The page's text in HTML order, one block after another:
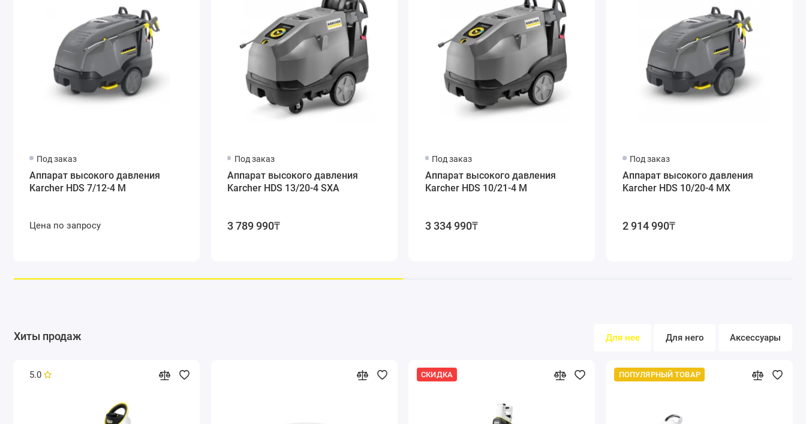
Изменение давления и расхода воды регулятором Servo Control, установленным между пистолетом и струйной
трубкой.
Поворачивающаяся струйная трубка длиной 1050 мм из нержавеющей стали.
Система SDS компенсирует колебания и перепады в системе высокого давления.
Большие задние колеса с резиновыми шинами и переднее поворотное колесико.
Под заказ
Аппарат высокого давления
Karcher HDS 7/12-4 M
Цена по запросу
Под заказ
Аппарат высокого давления
Karcher HDS 13/20-4 SXA
3 789 990₸
Под заказ
Аппарат высокого давления
Karcher HDS 10/21-4 M
3 334 990₸
Под заказ
Аппарат высокого давления
Karcher HDS 10/20-4 MX
2 914 990₸
Хиты продаж Для нее Для него Аксессуары
5.0 СКИДКА ПОПУЛЯРНЫЙ ТОВАР